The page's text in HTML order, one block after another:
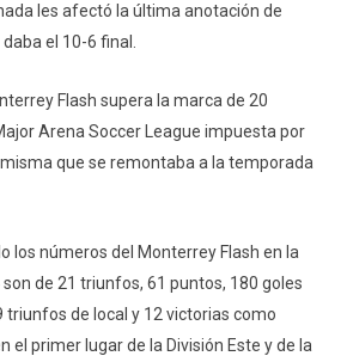
les afectó la última anotación de
el 10-6 final.
Flash supera la marca de 20
Arena Soccer League impuesta por
que se remontaba a la temporada
los números del Monterrey Flash en la
de 21 triunfos, 61 puntos, 180 goles
triunfos de local y 12 victorias como
el primer lugar de la División Este y de la